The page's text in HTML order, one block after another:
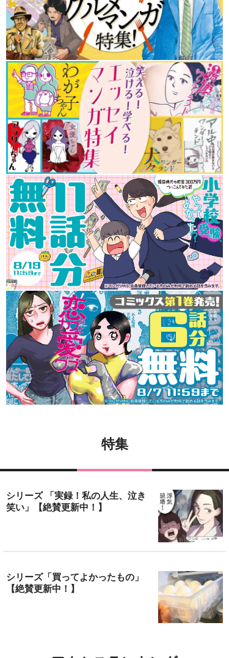
特集
シリーズ 「実録！私の人生、泣き
笑い」【絶賛更新中！】
シリーズ「買ってよかったもの」
【絶賛更新中！】